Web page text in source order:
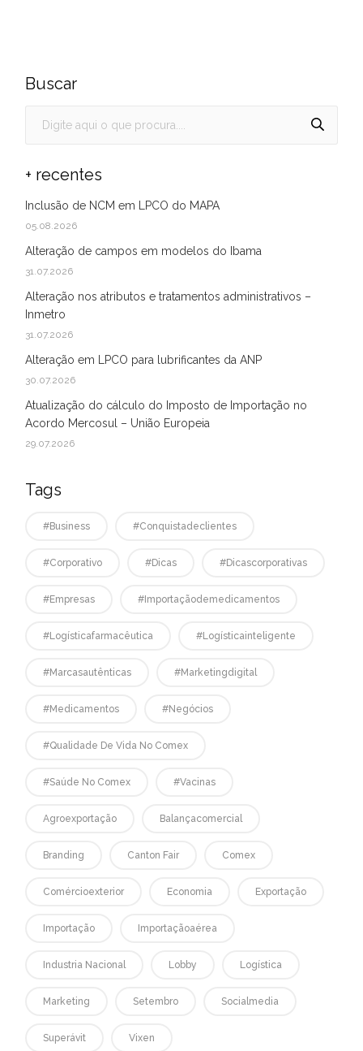
Buscar
+ recentes
Inclusão de NCM em LPCO do MAPA
05.08.2026
Alteração de campos em modelos do Ibama
31.07.2026
Alteração nos atributos e tratamentos administrativos –
Inmetro
31.07.2026
Alteração em LPCO para lubrificantes da ANP
30.07.2026
Atualização do cálculo do Imposto de Importação no
Acordo Mercosul – União Europeia
29.07.2026
Tags
#business #conquistadeclientes
#corporativo #dicas #dicascorporativas
#empresas #Importaçãodemedicamentos
#logísticafarmacêutica #logísticainteligente
#marcasautênticas #marketingdigital
#medicamentos #negócios
#qualidade De Vida No Comex
#saúde No Comex #vacinas
Agroexportação Balançacomercial
Branding Canton Fair Comex
Comércioexterior Economia Exportação
Importação Importaçãoaérea
Industria Nacional Lobby Logística
Marketing Setembro Socialmedia
Superávit Vixen